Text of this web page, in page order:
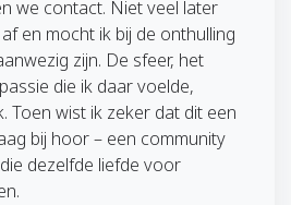
we contact. Niet veel later
en mocht ik bij de onthulling
zijn. De sfeer, het
die ik daar voelde,
Toen wist ik zeker dat dit een
bij hoor – een community
dezelfde liefde voor